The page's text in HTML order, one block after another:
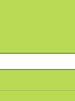
ご挨拶
おめでとうござ